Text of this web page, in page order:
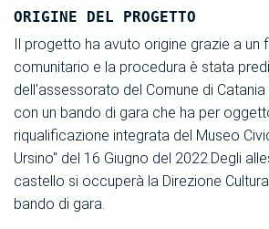
ORIGINE DEL PROGETTO
Il progetto ha avuto origine grazie a un
comunitario e la procedura è stata
dell'assessorato del Comune di
con un bando di gara che ha per
riqualificazione integrata del Museo
Ursino" del 16 Giugno del 2022.Degli
castello si occuperà la Direzione
bando di gara.